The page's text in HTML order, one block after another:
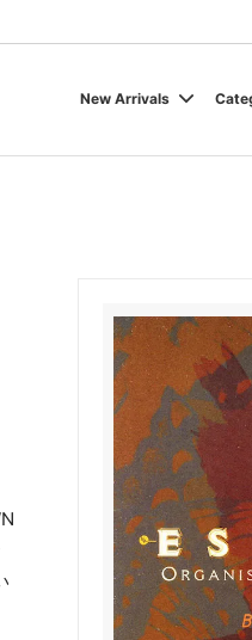
New Arrivals
Label